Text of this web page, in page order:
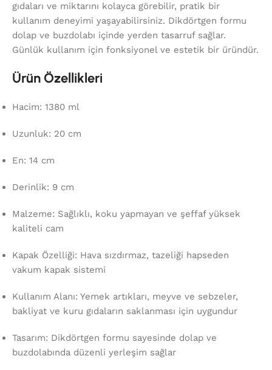
gıdaları ve miktarını kolayca görebilir, pratik bir
kullanım deneyimi yaşayabilirsiniz. Dikdörtgen formu
dolap ve buzdolabı içinde yerden tasarruf sağlar.
Günlük kullanım için fonksiyonel ve estetik bir üründür.
Ürün Özellikleri
Hacim: 1380 ml
Uzunluk: 20 cm
En: 14 cm
Derinlik: 9 cm
Malzeme: Sağlıklı, koku yapmayan ve şeffaf yüksek
kaliteli cam
Kapak Özelliği: Hava sızdırmaz, tazeliği hapseden
vakum kapak sistemi
Kullanım Alanı: Yemek artıkları, meyve ve sebzeler,
bakliyat ve kuru gıdaların saklanması için uygundur
Tasarım: Dikdörtgen formu sayesinde dolap ve
buzdolabında düzenli yerleşim sağlar